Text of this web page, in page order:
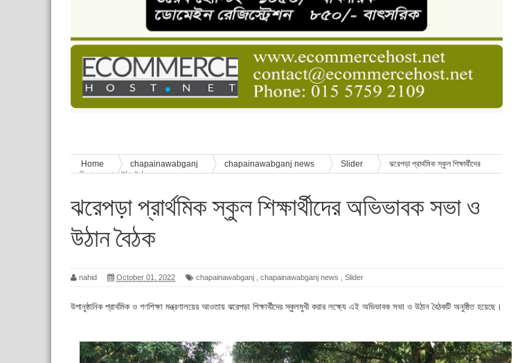
চাঁপাইনবাবগঞ্জে শেষ হয়েছে ৫ দিনের স্কাউট ইউনিট লিডার বেসিক কোর্স
বাংলাদেশ স্কাউটস দিবস পালন
পানি সংকট, কলস নিয়ে বিক্ষোভ
ঈদের শুভেচ্ছা জানিয়েছেন সাবেক ছাত্রলীগ নেতা আবু হাসনাত সুমন
শিশু সুরক্ষা বিষয়ে চাঁপাইনবাবগঞ্জে দুই দিনব্যাপী প্রশিক্ষণ
Home chapainawabganj chapainawabganj news Slider
ঝরেপড়া প্রার্থমিক স্কুল শিক্ষার্থীদের
অভিভাবক সভা ও উঠান বৈঠক
ঝরেপড়া প্রার্থমিক স্কুল শিক্ষার্থীদের অভিভাবক সভা ও
উঠান বৈঠক
nahid October 01, 2022 chapainawabganj chapainawabganj news Slider
উপানুষ্ঠানিক প্রার্থমিক ও গণশিক্ষা মন্ত্রণালয়ের আওতায় ঝরেপড়া শিক্ষার্থীদের স্কুলমুখী করার লক্ষ্যে এই অভিভাবক সভা ও উঠান বৈঠকটি অনুষ্ঠিত হয়েছে।